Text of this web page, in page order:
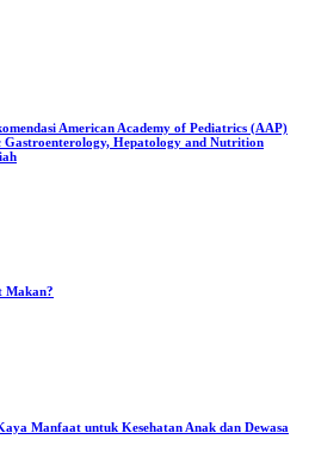
American Academy of Pediatrics (AAP)
Gastroenterology, Hepatology and Nutrition
Makan?
Manfaat untuk Kesehatan Anak dan Dewasa